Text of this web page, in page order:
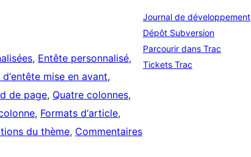
, Entête personnalisé
d‘entête mise en avant
de page, Quatre colonnes
, Formats d‘article
du thème, Commentaires
Journal de développement
Dépôt Subversion
Parcourir dans Trac
Tickets Trac